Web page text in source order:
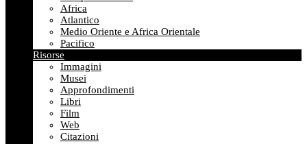
Africa
Atlantico
Medio Oriente e Africa Orientale
Pacifico
Risorse
Immagini
Musei
Approfondimenti
Libri
Film
Web
Citazioni